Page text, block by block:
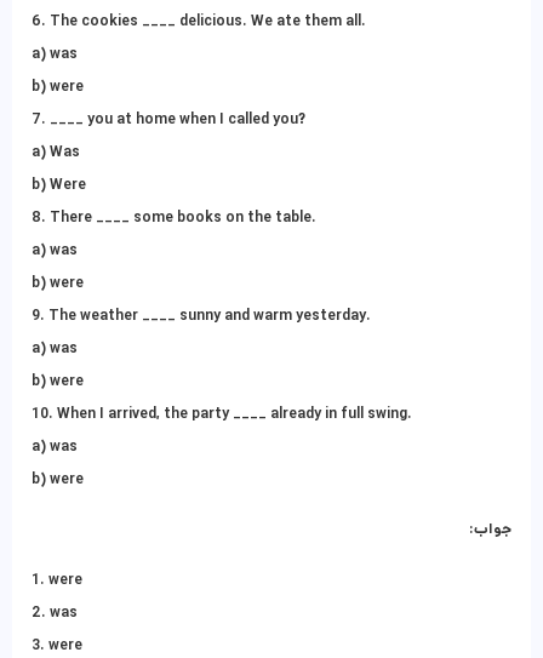
6. The cookies ____ delicious. We ate them all.
a) was
b) were
7. ____ you at home when I called you?
a) Was
b) Were
8. There ____ some books on the table.
a) was
b) were
9. The weather ____ sunny and warm yesterday.
a) was
b) were
10. When I arrived, the party ____ already in full swing.
a) was
b) were
جواب:
1. were
2. was
3. were